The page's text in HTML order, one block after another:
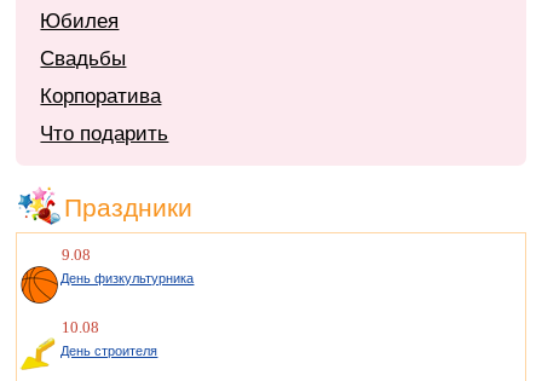
Юбилея
Свадьбы
Корпоратива
Что подарить
Праздники
9.08
День физкультурника
10.08
День строителя